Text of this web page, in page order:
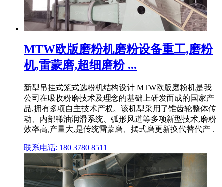
MTW欧版磨粉机磨粉设备重工,磨粉
机,雷蒙磨,超细磨粉 ...
新型吊挂式笼式选粉机结构设计 MTW欧版磨粉机是我
公司在吸收粉磨技术及理念的基础上研发而成的国家产
品,拥有多项自主技术产权。该机型采用了锥齿轮整体传
动、内部稀油润滑系统、弧形风道等多项新型技术,磨粉
效率高,产量大,是传统雷蒙磨、摆式磨更新换代替代产 .
联系电话: 180 3780 8511